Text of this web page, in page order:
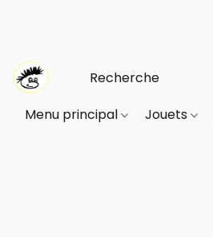
Menu principal Jouets